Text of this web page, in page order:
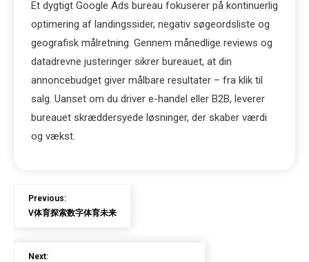
Et dygtigt Google Ads bureau fokuserer på kontinuerlig
optimering af landingssider, negativ søgeordsliste og
geografisk målretning. Gennem månedlige reviews og
datadrevne justeringer sikrer bureauet, at din
annoncebudget giver målbare resultater – fra klik til
salg. Uanset om du driver e-handel eller B2B, leverer
bureauet skræddersyede løsninger, der skaber værdi
og vækst.
Previous:
V体育探索数字体育未来
Next: